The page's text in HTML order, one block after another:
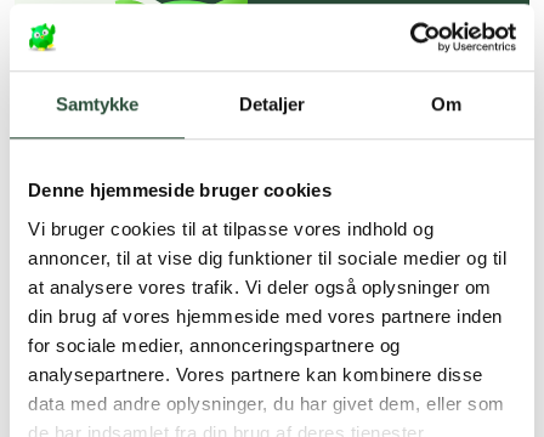
Samtykke Detaljer Om
Denne hjemmeside bruger cookies
Vi bruger cookies til at tilpasse vores indhold og
annoncer, til at vise dig funktioner til sociale medier og til
at analysere vores trafik. Vi deler også oplysninger om
din brug af vores hjemmeside med vores partnere inden
for sociale medier, annonceringspartnere og
analysepartnere. Vores partnere kan kombinere disse
data med andre oplysninger, du har givet dem, eller som
de har indsamlet fra din brug af deres tjenester.